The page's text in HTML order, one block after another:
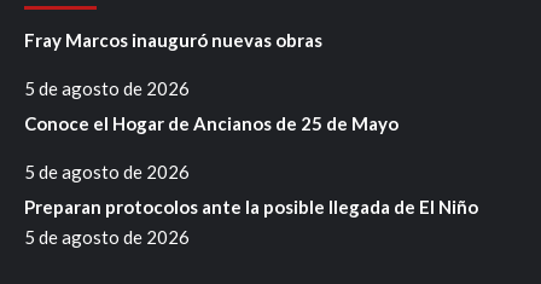
Fray Marcos inauguró nuevas obras
5 de agosto de 2026
Conoce el Hogar de Ancianos de 25 de Mayo
5 de agosto de 2026
Preparan protocolos ante la posible llegada de El Niño
5 de agosto de 2026